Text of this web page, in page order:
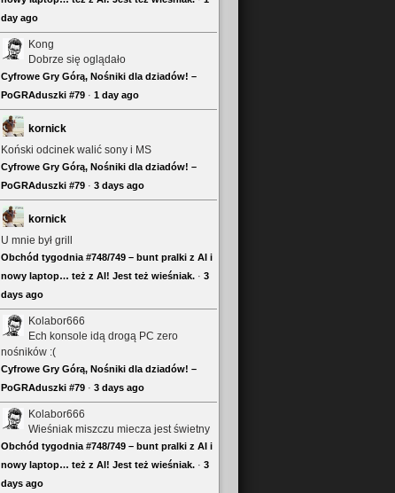
day ago
Kong
Dobrze się oglądało
Cyfrowe Gry Górą, Nośniki dla dziadów! –
PoGRAduszki #79 · 1 day ago
kornick
Koński odcinek walić sony i MS
Cyfrowe Gry Górą, Nośniki dla dziadów! –
PoGRAduszki #79 · 3 days ago
kornick
U mnie był grill
Obchód tygodnia #748/749 – bunt pralki z AI i
nowy laptop… też z AI! Jest też wieśniak. · 3
days ago
Kolabor666
Ech konsole idą drogą PC zero
nośników :(
Cyfrowe Gry Górą, Nośniki dla dziadów! –
PoGRAduszki #79 · 3 days ago
Kolabor666
Wieśniak miszczu miecza jest świetny
Obchód tygodnia #748/749 – bunt pralki z AI i
nowy laptop… też z AI! Jest też wieśniak. · 3
days ago